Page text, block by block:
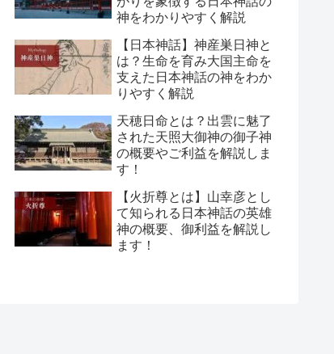
神をわかりやすく解説
【日本神話】神産巣日神と
は？生命を育み大国主命を
支えた日本神話の神をわか
りやすく解説
天穂日命とは？出雲に魅了
された天照大御神の御子神
の概要やご利益を解説しま
す！
【火折尊とは】山幸彦とし
て知られる日本神話の英雄
神の概要、御利益を解説し
ます！